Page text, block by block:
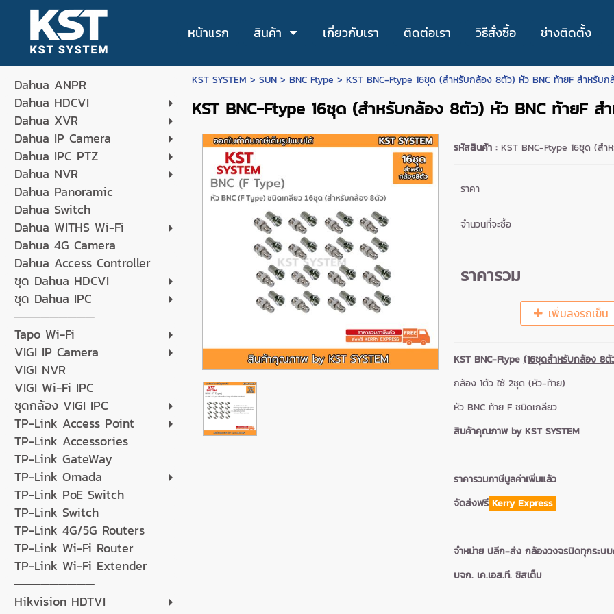
หน้าแรก สินค้า เกี่ยวกับเรา ติดต่อเรา วิธีสั่งซื้อ ช่างติดตั้ง
Dahua ANPR
Dahua HDCVI
Dahua XVR
Dahua IP Camera
Dahua IPC PTZ
Dahua NVR
Dahua Panoramic
Dahua Switch
Dahua WITHS Wi-Fi
Dahua 4G Camera
Dahua Access Controller
ชุด Dahua HDCVI
ชุด Dahua IPC
─────────
Tapo Wi-Fi
VIGI IP Camera
VIGI NVR
VIGI Wi-Fi IPC
ชุดกล้อง VIGI IPC
TP-Link Access Point
TP-Link Accessories
TP-Link GateWay
TP-Link Omada
TP-Link PoE Switch
TP-Link Switch
TP-Link 4G/5G Routers
TP-Link Wi-Fi Router
TP-Link Wi-Fi Extender
─────────
Hikvision HDTVI
KST SYSTEM > SUN> BNC Ftype > KST BNC-Ftype 16ชุด (สำหรับกล้อง 8ตัว) หัว BNC ท้ายF สำหรับ
KST BNC-Ftype 16ชุด (สำหรับกล้อง 8ตัว) หัว BNC ท้ายF
รหัสสินค้า : KST BNC-Ftype 16ชุด (ส
ราคา
จำนวนที่จะซื้อ
ราคารวม
เพิ่มลงรถเข็น
KST BNC-Ftype (16ชุดสำหรับกล้อง 8ตั
กล้อง 1ตัว ใช้ 2ชุด (หัว-ท้าย)
หัว BNC ท้าย F ชนิดเกลียว
สินค้าคุณภาพ by KST SYSTEM
ราคารวมภาษีมูลค่าเพิ่มแล้ว
จัดส่งฟรีKerry Express
จำหน่าย ปลีก-ส่ง กล้องวงจรปิดทุกระบ
บจก. เค.เอส.ที. ซิสเต็ม